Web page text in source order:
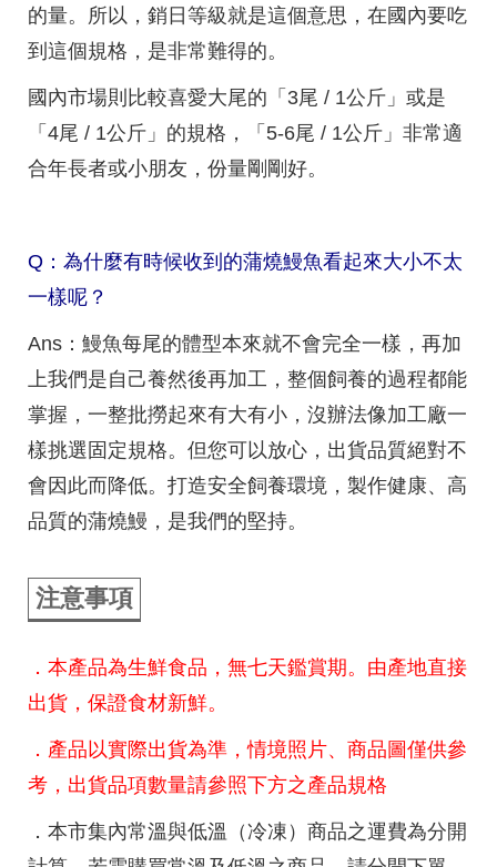
的量。所以，銷日等級就是這個意思，在國內要吃
到這個規格，是非常難得的。
國內市場則比較喜愛大尾的「3尾 / 1公斤」或是
「4尾 / 1公斤」的規格，「5-6尾 / 1公斤」非常適
合年長者或小朋友，份量剛剛好。
Q：為什麼有時候收到的蒲燒鰻魚看起來大小不太
一樣呢？
Ans：鰻魚每尾的體型本來就不會完全一樣，再加
上我們是自己養然後再加工，整個飼養的過程都能
掌握，一整批撈起來有大有小，沒辦法像加工廠一
樣挑選固定規格。但您可以放心，出貨品質絕對不
會因此而降低。打造安全飼養環境，製作健康、高
品質的蒲燒鰻，是我們的堅持。
注意事項
．本產品為生鮮食品，無七天鑑賞期。由產地直接
出貨，保證食材新鮮。
．產品以實際出貨為準，情境照片、商品圖僅供參
考，出貨品項數量請參照下方之產品規格
．本市集內常溫與低溫（冷凍）商品之運費為分開